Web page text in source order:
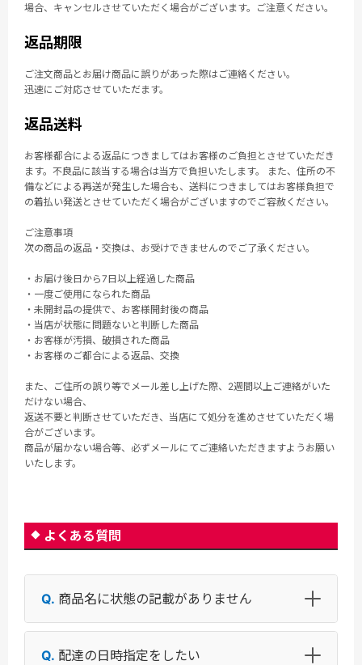
場合、キャンセルさせていただく場合がございます。ご注意ください。
返品期限
ご注文商品とお届け商品に誤りがあった際はご連絡ください。
迅速にご対応させていただます。
返品送料
お客様都合による返品につきましてはお客様のご負担とさせていただき
ます。不良品に該当する場合は当方で負担いたします。 また、住所の不
備などによる再送が発生した場合も、送料につきましてはお客様負担で
の着払い発送とさせていただく場合がございますのでご容赦ください。
ご注意事項
次の商品の返品・交換は、お受けできませんのでご了承ください。
・お届け後日から7日以上経過した商品
・一度ご使用になられた商品
・未開封品の提供で、お客様開封後の商品
・当店が状態に問題ないと判断した商品
・お客様が汚損、破損された商品
・お客様のご都合による返品、交換
また、ご住所の誤り等でメール差し上げた際、2週間以上ご連絡がいた
だけない場合、
返送不要と判断させていただき、当店にて処分を進めさせていただく場
合がございます。
商品が届かない場合等、必ずメールにてご連絡いただきますようお願い
いたします。
よくある質問
商品名に状態の記載がありません
配達の日時指定をしたい